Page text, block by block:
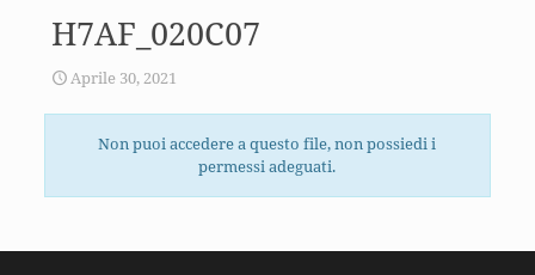
H7AF_020C07
Aprile 30, 2021
Non puoi accedere a questo file, non possiedi i
permessi adeguati.